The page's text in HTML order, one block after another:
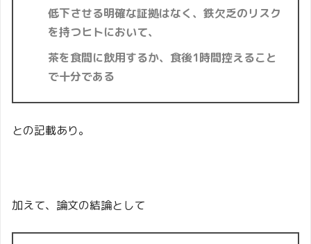
低下させる明確な証拠はなく、鉄欠乏のリスク
を持つヒトにおいて、
茶を食間に飲用するか、食後1時間控えること
で十分である
との記載あり。
加えて、論文の結論として